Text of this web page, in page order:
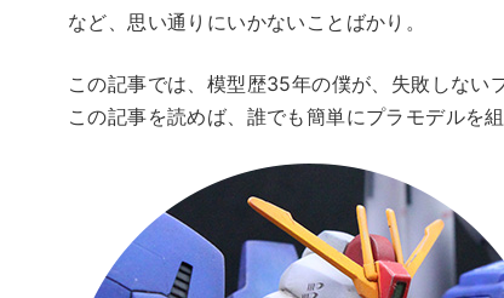
など、思い通りにいかないことばかり。
この記事では、模型歴35年の僕が、失敗しない
この記事を読めば、誰でも簡単にプラモデルを